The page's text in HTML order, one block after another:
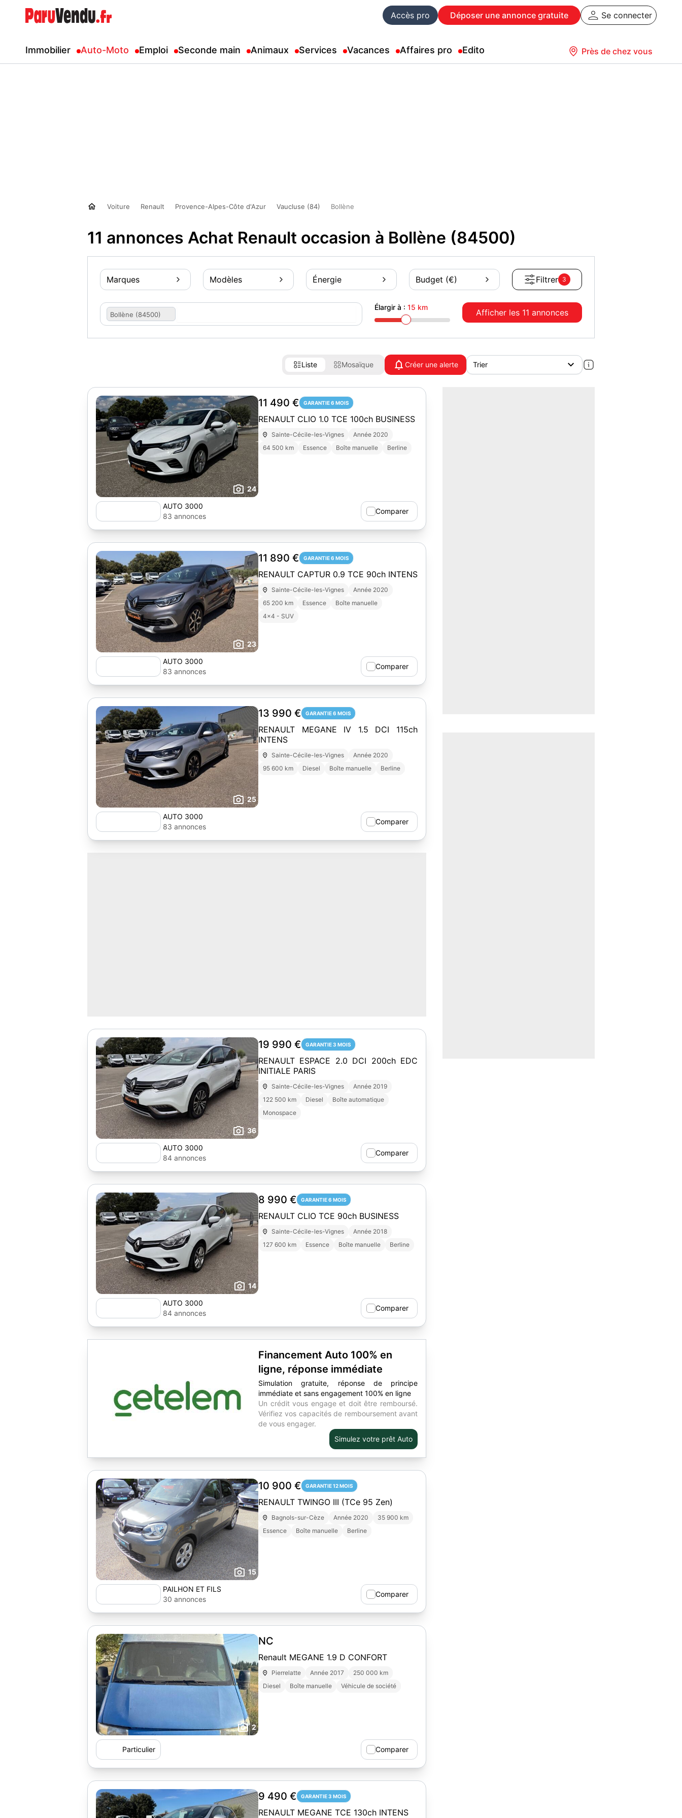
Accès pro Déposer une annonce gratuite Se connecter
Immobilier Auto-Moto Emploi Seconde main Animaux Services Vacances Affaires pro Edito Près de chez vous
Voiture Renault Provence-Alpes-Côte d'Azur Vaucluse (84) Bollène
11 annonces Achat Renault occasion à Bollène (84500)
Marques Modèles Énergie Budget (€) Filtrer 3
Bollène (84500)
Élargir à :15 km
Afficher les 11 annonces
Liste Mosaïque Créer une alerte
24
11 490 € GARANTIE 6 MOIS
RENAULT CLIO 1.0 TCE 100ch BUSINESS
Sainte-Cécile-les-Vignes
Année 2020
64 500 km
Essence Boîte manuelle Berline
AUTO 3000
83 annonces
Comparer
23
11 890 € GARANTIE 6 MOIS
RENAULT CAPTUR 0.9 TCE 90ch INTENS
Sainte-Cécile-les-Vignes
Année 2020
65 200 km
Essence
Boîte manuelle
4x4 - SUV
AUTO 3000
83 annonces
Comparer
25
13 990 € GARANTIE 6 MOIS
RENAULT MEGANE IV 1.5 DCI 115ch
INTENS
Sainte-Cécile-les-Vignes
Année 2020
95 600 km
Diesel Boîte manuelle Berline
AUTO 3000
83 annonces
Comparer
36
19 990 € GARANTIE 3 MOIS
RENAULT ESPACE 2.0 DCI 200ch EDC
INITIALE PARIS
Sainte-Cécile-les-Vignes
Année 2019
122 500 km
Diesel
Boîte automatique
Monospace
AUTO 3000
84 annonces
Comparer
14
8 990 € GARANTIE 6 MOIS
RENAULT CLIO TCE 90ch BUSINESS
Sainte-Cécile-les-Vignes
Année 2018
127 600 km
Essence Boîte manuelle Berline
AUTO 3000
84 annonces
Comparer
Financement Auto 100% en
ligne, réponse immédiate
Simulation gratuite, réponse de principe
immédiate et sans engagement 100% en ligne
Un crédit vous engage et doit être remboursé.
Vérifiez vos capacités de remboursement avant
de vous engager.
Simulez votre prêt Auto
15
10 900 € GARANTIE 12 MOIS
RENAULT TWINGO III (TCe 95 Zen)
Bagnols-sur-Cèze Année 2020
35 900 km
Essence
Boîte manuelle Berline
PAILHON ET FILS
30 annonces
Comparer
2
NC
Renault MEGANE 1.9 D CONFORT
Pierrelatte Année 2017
250 000 km
Diesel
Boîte manuelle Véhicule de société
Particulier Comparer
9 490 € GARANTIE 3 MOIS
RENAULT MEGANE TCE 130ch INTENS